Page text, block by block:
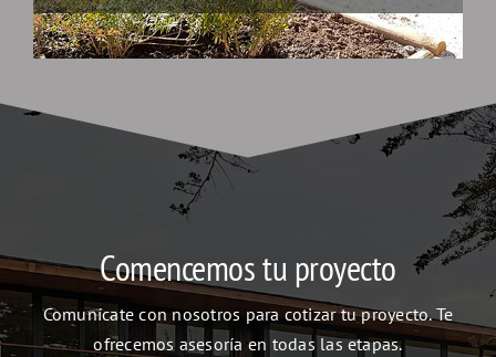
Comencemos tu proyecto
Comunícate con nosotros para cotizar tu proyecto. Te
ofrecemos asesoría en todas las etapas.